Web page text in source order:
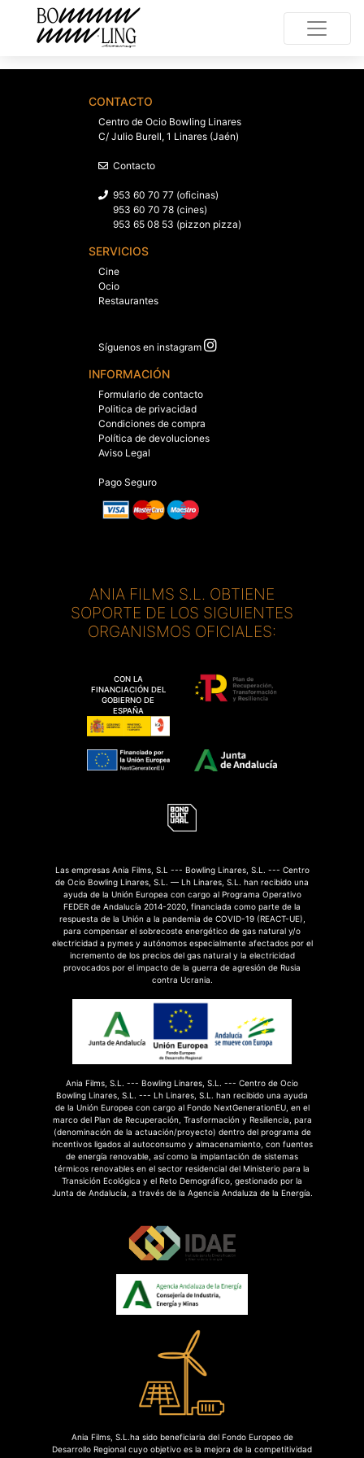
CONTACTO
Centro de Ocio Bowling Linares
C/ Julio Burell, 1 Linares (Jaén)
Contacto
953 60 70 77 (oficinas)
953 60 70 78 (cines)
953 65 08 53 (pizzon pizza)
SERVICIOS
Cine
Ocio
Restaurantes
Síguenos en instagram
INFORMACIÓN
Formulario de contacto
Politica de privacidad
Condiciones de compra
Política de devoluciones
Aviso Legal
Pago Seguro
ANIA FILMS S.L. OBTIENE
SOPORTE DE LOS SIGUIENTES
ORGANISMOS OFICIALES:
CON LA
FINANCIACIÓN DEL
GOBIERNO DE
ESPAÑA
Las empresas Ania Films, S.L --- Bowling Linares, S.L. --- Centro
de Ocio Bowling Linares, S.L. — Lh Linares, S.L. han recibido una
ayuda de la Unión Europea con cargo al Programa Operativo
FEDER de Andalucía 2014-2020, financiada como parte de la
respuesta de la Unión a la pandemia de COVID-19 (REACT-UE),
para compensar el sobrecoste energético de gas natural y/o
electricidad a pymes y autónomos especialmente afectados por el
incremento de los precios del gas natural y la electricidad
provocados por el impacto de la guerra de agresión de Rusia
contra Ucrania.
Ania Films, S.L. --- Bowling Linares, S.L. --- Centro de Ocio
Bowling Linares, S.L. --- Lh Linares, S.L. han recibido una ayuda
de la Unión Europea con cargo al Fondo NextGenerationEU, en el
marco del Plan de Recuperación, Trasformación y Resiliencia, para
(denominación de la actuación/proyecto) dentro del programa de
incentivos ligados al autoconsumo y almacenamiento, con fuentes
de energía renovable, así como la implantación de sistemas
térmicos renovables en el sector residencial del Ministerio para la
Transición Ecológica y el Reto Demográfico, gestionado por la
Junta de Andalucía, a través de la Agencia Andaluza de la Energía.
Ania Films, S.L.ha sido beneficiaria del Fondo Europeo de
Desarrollo Regional cuyo objetivo es la mejora de la competitividad